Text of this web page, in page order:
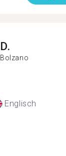
D.
Bolzano
Englisch